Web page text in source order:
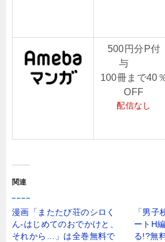
500円分P付
与
100冊まで40
OFF
配信なし
関連
漫画「またたび荘のシロく
ん-はじめてのおでかけと、
それから…」は全巻無料で
「男
ートH
る!?無